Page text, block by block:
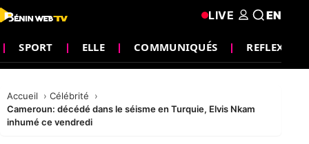
SPORT ELLE COMMUNIQUÉS REFLEXION
LIVE EN
Accueil
Célébrité
Cameroun: décédé dans le séisme en Turquie, Elvis Nkam
inhumé ce vendredi